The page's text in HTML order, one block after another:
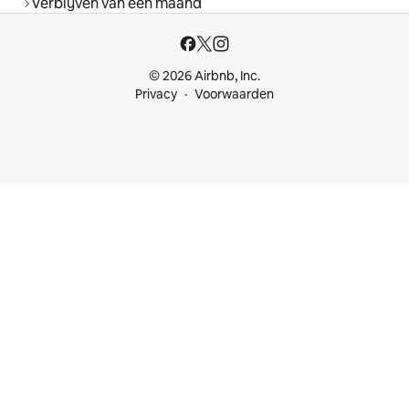
© 2026 Airbnb, Inc.
Privacy
Voorwaarden